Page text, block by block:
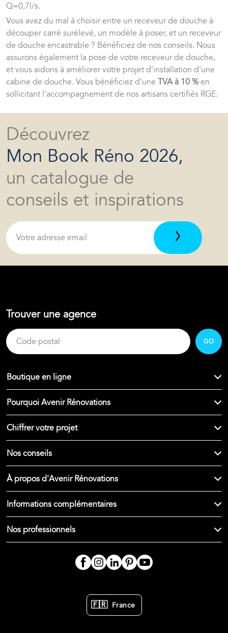
Q=0,7l/s.
Vous avez du mal à choisir entre un receveur de douche à
découper carré surélevé, un modèle à poser, et un receveur
de douche encastrable ? Bénéficiez de nos conseils. Nous
assurons également la pose de votre receveur de douche,
et vous aidons à améliorer votre projet d'installation d'une
cabine de douche. Vous bénéficiez d'une TVA à 10 %en
sollicitant l'accompagnement de nos artisans certifiés RGE.
Découvrez
Mon Book Réno 2026,
un catalogue de
conseils et inspirations
Trouver une agence
GO
Boutique en ligne
Pourquoi Avenir Rénovations
Chiffrer votre projet
Nos conseils
À propos d'Avenir Rénovations
Informations complémentaires
Nos professionnels
🇫🇷 France